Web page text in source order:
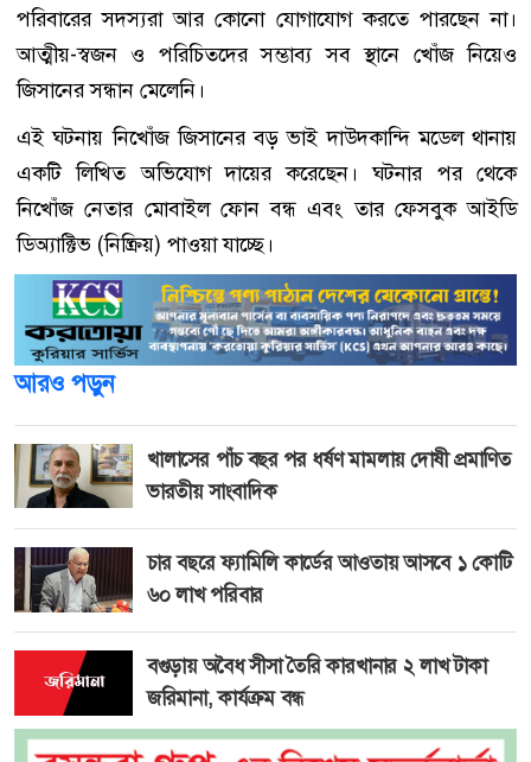
পরিবারের সদস্যরা আর কোনো যোগাযোগ করতে পারছেন না।
আত্মীয়-স্বজন ও পরিচিতদের সম্ভাব্য সব স্থানে খোঁজ নিয়েও
জিসানের সন্ধান মেলেনি।
এই ঘটনায় নিখোঁজ জিসানের বড় ভাই দাউদকান্দি মডেল থানায়
একটি লিখিত অভিযোগ দায়ের করেছেন। ঘটনার পর থেকে
নিখোঁজ নেতার মোবাইল ফোন বন্ধ এবং তার ফেসবুক আইডি
ডিঅ্যাক্টিভ (নিষ্ক্রিয়) পাওয়া যাচ্ছে।
আরও পড়ুন
খালাসের পাঁচ বছর পর ধর্ষণ মামলায় দোষী প্রমাণিত
ভারতীয় সাংবাদিক
চার বছরে ফ্যামিলি কার্ডের আওতায় আসবে ১ কোটি
৬০ লাখ পরিবার
বগুড়ায় অবৈধ সীসা তৈরি কারখানার ২ লাখ টাকা
জরিমানা, কার্যক্রম বন্ধ